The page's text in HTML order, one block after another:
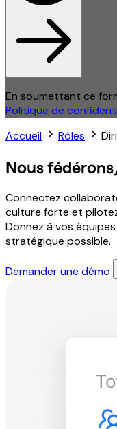
En soumettant ce
Politique de
Accueil
Rôles
Nous
Connectez
culture forte et
Donnez à vos
stratégique possible.
Demander une démo